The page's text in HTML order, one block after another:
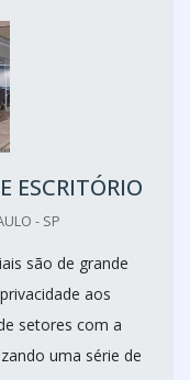
ESCRITÓRIO
- SP
são de grande
aos
setores com a
uma série de